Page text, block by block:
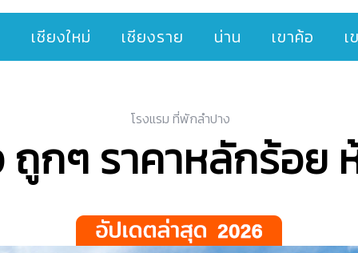
เชียงใหม่ เชียงราย น่าน เขาค้อ
โรงแรม ที่พักลำปาง
กๆ ราคาหลักร้อย